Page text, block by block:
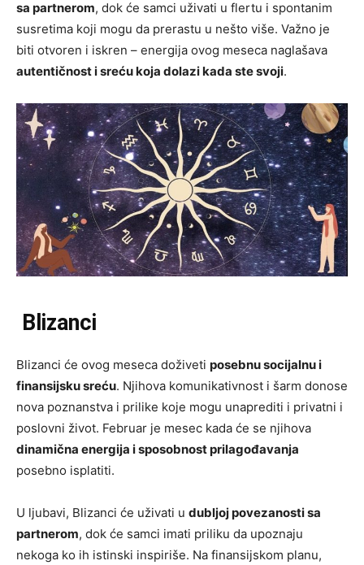
sa partnerom, dok će samci uživati u flertu i spontanim
susretima koji mogu da prerastu u nešto više. Važno je
biti otvoren i iskren – energija ovog meseca naglašava
autentičnost i sreću koja dolazi kada ste svoji.
Blizanci
Blizanci će ovog meseca doživeti posebnu socijalnu i
finansijsku sreću. Njihova komunikativnost i šarm donose
nova poznanstva i prilike koje mogu unaprediti i privatni i
poslovni život. Februar je mesec kada će se njihova
dinamična energija i sposobnost prilagođavanja
posebno isplatiti.
U ljubavi, Blizanci će uživati u dubljoj povezanosti sa
partnerom, dok će samci imati priliku da upoznaju
nekoga ko ih istinski inspiriše. Na finansijskom planu,